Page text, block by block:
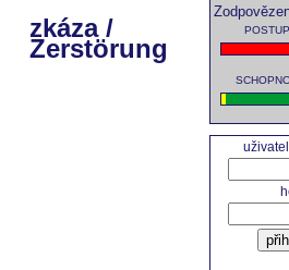
zkáza /
Zerstörung